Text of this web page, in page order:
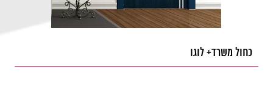
כחול משרד+ לוגו